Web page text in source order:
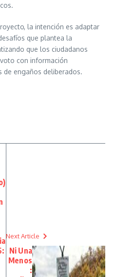
la intención es adaptar
que plantea la
que los ciudadanos
con información
de engaños deliberados.
Next Article
Ni Una
Menos
: